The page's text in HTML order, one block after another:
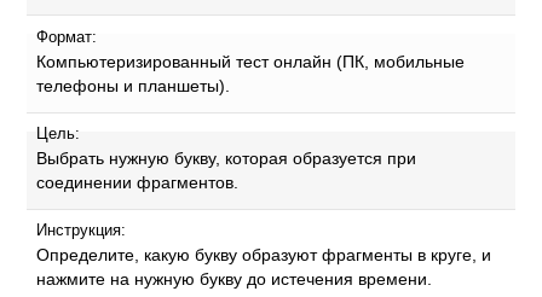
Формат:
Компьютеризированный тест онлайн (ПК, мобильные
телефоны и планшеты).
Цель:
Выбрать нужную букву, которая образуется при
соединении фрагментов.
Инструкция:
Определите, какую букву образуют фрагменты в круге, и
нажмите на нужную букву до истечения времени.